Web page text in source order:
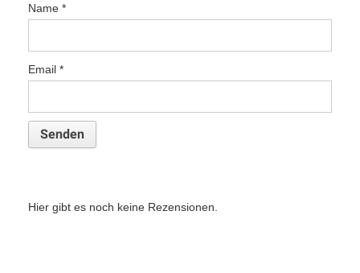
Name *
Email *
Hier gibt es noch keine Rezensionen.